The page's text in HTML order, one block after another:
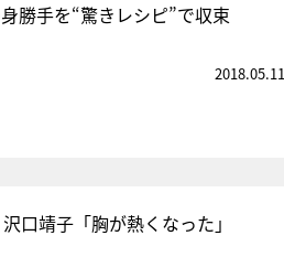
勝手を“驚きレシピ”で収束
2018.05.11
口靖子「胸が熱くなった」